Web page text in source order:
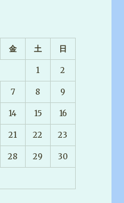
金 土 日
1 2
7 8 9
14 15 16
21 22 23
28 29 30